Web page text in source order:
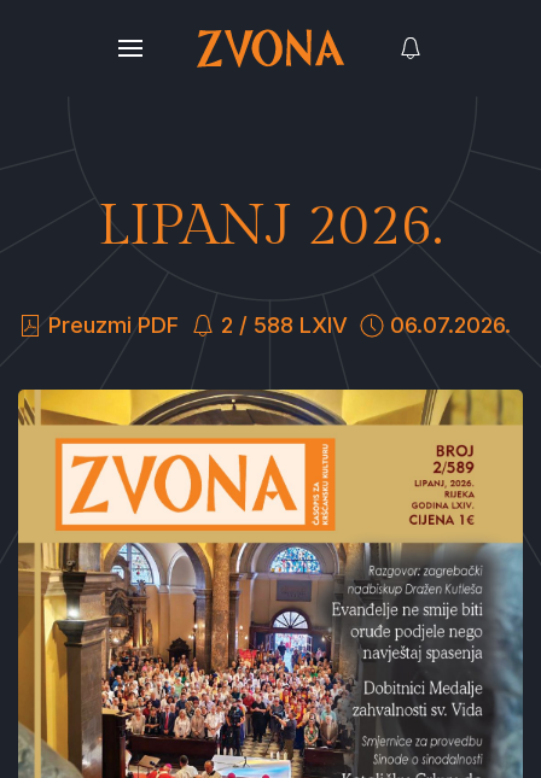
LIPANJ 2026.
Preuzmi PDF 2 / 588 LXIV 06.07.2026.